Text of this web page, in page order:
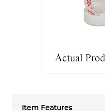
Item Features